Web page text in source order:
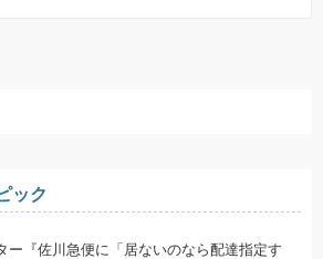
ック
ー『佐川急便に「居ないのなら配達指定す